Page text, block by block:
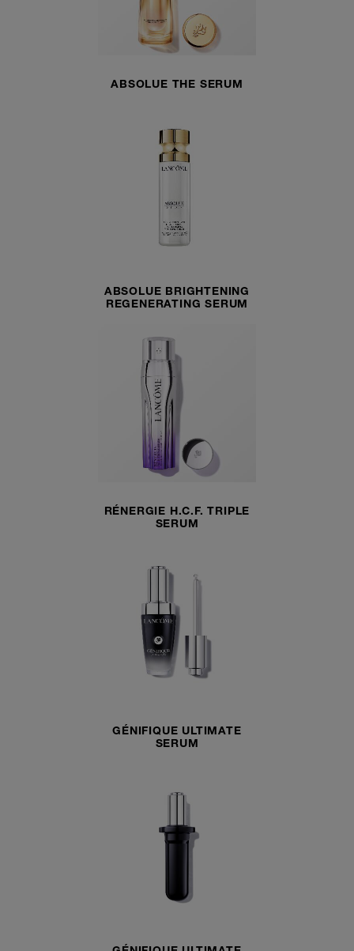
ABSOLUE THE SERUM
ABSOLUE BRIGHTENING
REGENERATING SERUM
RÉNERGIE H.C.F. TRIPLE
SERUM
GÉNIFIQUE ULTIMATE
SERUM